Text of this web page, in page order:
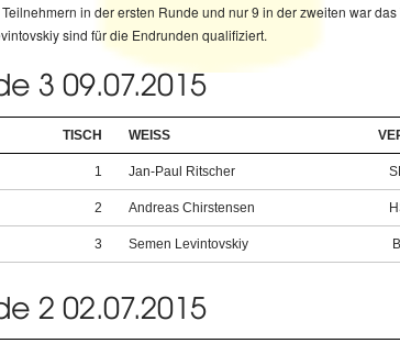
in der ersten Runde und nur 9 in der zweiten war
sind für die Endrunden qualifiziert.
3 09.07.2015
TISCH WEISS
1 Jan-Paul Ritscher
2 Andreas Chirstensen
3 Semen Levintovskiy
2 02.07.2015